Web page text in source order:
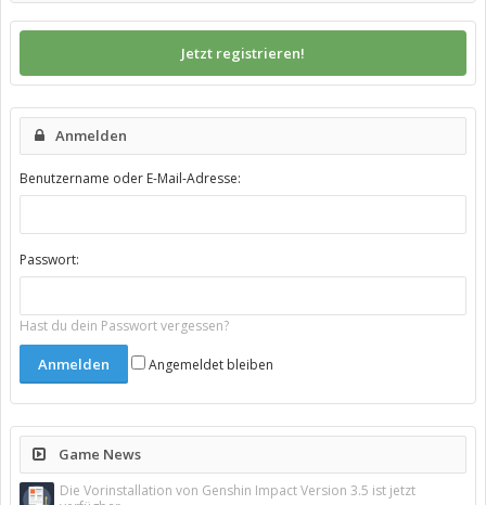
Jetzt registrieren!
Anmelden
Benutzername oder E-Mail-Adresse:
Passwort:
Hast du dein Passwort vergessen?
Angemeldet bleiben
Game News
Die Vorinstallation von Genshin Impact Version 3.5 ist jetzt